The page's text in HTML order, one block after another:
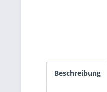
Beschreibung